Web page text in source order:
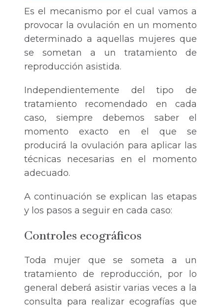
Es el mecanismo por el cual vamos a
provocar la ovulación en un momento
determinado a aquellas mujeres que
se sometan a un tratamiento de
reproducción asistida.
Independientemente del tipo de
tratamiento recomendado en cada
caso, siempre debemos saber el
momento exacto en el que se
producirá la ovulación para aplicar las
técnicas necesarias en el momento
adecuado.
A continuación se explican las etapas
y los pasos a seguir en cada caso:
Controles ecográficos
Toda mujer que se someta a un
tratamiento de reproducción, por lo
general deberá asistir varias veces a la
consulta para realizar ecografías que